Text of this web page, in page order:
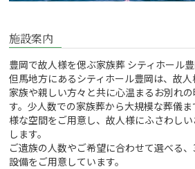
施設案内
豊岡で故人様を偲ぶ家族葬 シティホール
但馬地方にあるシティホール豊岡は、故
家族や親しい方々と共に心温まるお別れ
す。少人数での家族葬から大規模な葬儀
様な空間をご用意し、故人様にふさわし
します。
ご遺族の人数やご希望に合わせて選べる
設備をご用意しています。